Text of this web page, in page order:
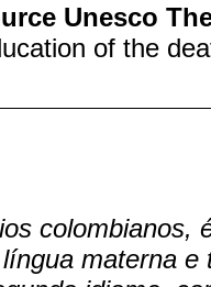
Unesco
of the
colombianos,
materna